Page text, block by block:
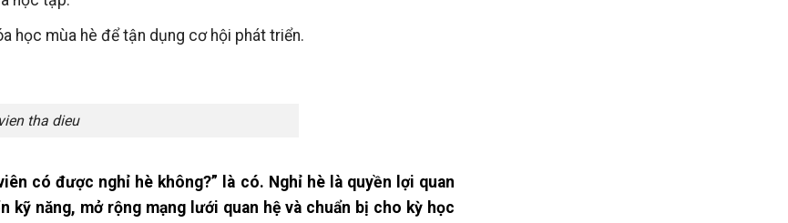
học mùa hè để tận dụng cơ hội phát triển.
tha dieu
có được nghỉ hè không?” là có. Nghỉ hè là quyền lợi quan
năng, mở rộng mạng lưới quan hệ và chuẩn bị cho kỳ học